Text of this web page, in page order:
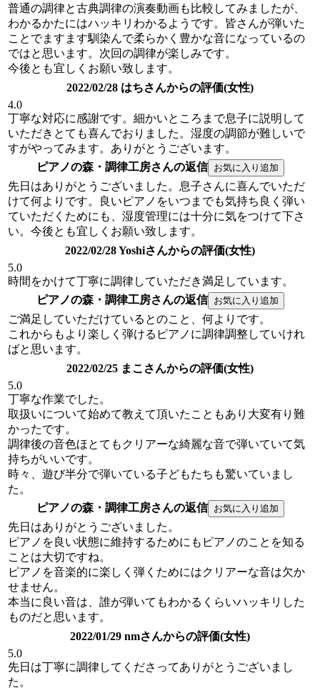
普通の調律と古典調律の演奏動画も比較してみましたが、
わかるかたにはハッキリわかるようです。皆さんが弾いた
ことでますます馴染んで柔らかく豊かな音になっているの
ではと思います。次回の調律が楽しみです。
今後とも宜しくお願い致します。
2022/02/28 はちさんからの評価(女性)
4.0
丁寧な対応に感謝です。細かいところまで息子に説明して
いただきとても喜んでおりました。湿度の調節が難しいで
すがやってみます。ありがとうございます。
ピアノの森・調律工房さんの返信
先日はありがとうございました。息子さんに喜んでいただ
けて何よりです。良いピアノをいつまでも気持ち良く弾い
ていただくためにも、湿度管理には十分に気をつけて下さ
い。今後とも宜しくお願い致します。
2022/02/28 Yoshiさんからの評価(女性)
5.0
時間をかけて丁寧に調律していただき満足しています。
ピアノの森・調律工房さんの返信
ご満足していただけているとのこと、何よりです。
これからもより楽しく弾けるピアノに調律調整していけれ
ばと思います。
2022/02/25 まこさんからの評価(女性)
5.0
丁寧な作業でした。
取扱いについて始めて教えて頂いたこともあり大変有り難
かったです。
調律後の音色ほとてもクリアーな綺麗な音で弾いていて気
持ちがいいです。
時々、遊び半分で弾いている子どもたちも驚いていまし
た。
ピアノの森・調律工房さんの返信
先日はありがとうございました。
ピアノを良い状態に維持するためにもピアノのことを知る
ことは大切ですね。
ピアノを音楽的に楽しく弾くためにはクリアーな音は欠か
せません。
本当に良い音は、誰が弾いてもわかるくらいハッキリした
ものだと思います。
2022/01/29 nmさんからの評価(女性)
5.0
先日は丁寧に調律してくださってありがとうございまし
た。